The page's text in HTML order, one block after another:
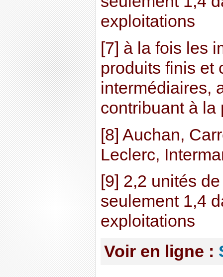
exploitations
[7] à la fois les
produits finis et
intermédiaires,
contribuant à la
[8] Auchan,
Leclerc,
[9] 2,2 unités
seulement 1,4
exploitations
Voir en ligne :